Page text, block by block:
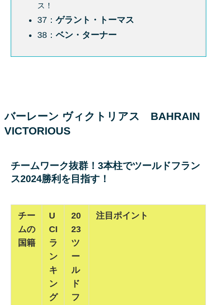
ス！
37：ゲラント・トーマス
38：ベン・ターナー
バーレーン ヴィクトリアス BAHRAIN
VICTORIOUS
チームワーク抜群！3本柱でツールドフラン
ス2024勝利を目指す！
チー
ムの
国籍
U
CI
ラ
ン
キ
ン
グ
20
23
ツ
ー
ル
ド
フ
注目ポイント